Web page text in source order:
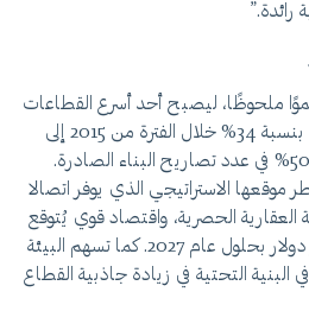
رائدة.”
ملحوظًا، ليصبح أحد أسرع القطاعات
نموًا في البلاد، حيث سجل نموًا بنسبة 34% خلال الفترة من 2015 إلى
2023، إلى جانب زيادة بنسبة 50% في عدد تصاريح البناء الصادرة.
موقعها الاستراتيجي الذي يوفر اتصالا
العقارية الحصرية، واقتصاد قوي يُتوقع
أن يصل حجمه إلى 288 مليار دولار بحلول عام 2027. كما تسهم البيئة
البنية التحتية في زيادة جاذبية القطاع